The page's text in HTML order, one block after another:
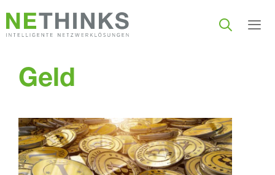
Inhalt
springen
Geld